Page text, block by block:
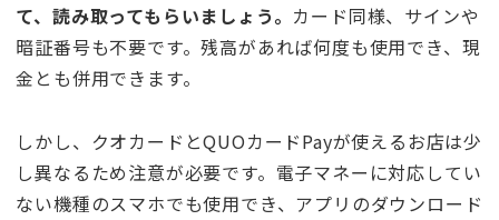
て、読み取ってもらいましょう。 カード同様、サインや
暗証番号も不要です。残高があれば何度も使用でき、現
金とも併用できます。
しかし、クオカードとQUOカードPayが使えるお店は少
し異なるため注意が必要です。電子マネーに対応してい
ない機種のスマホでも使用でき、アプリのダウンロード